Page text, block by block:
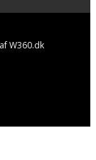
W360.dk